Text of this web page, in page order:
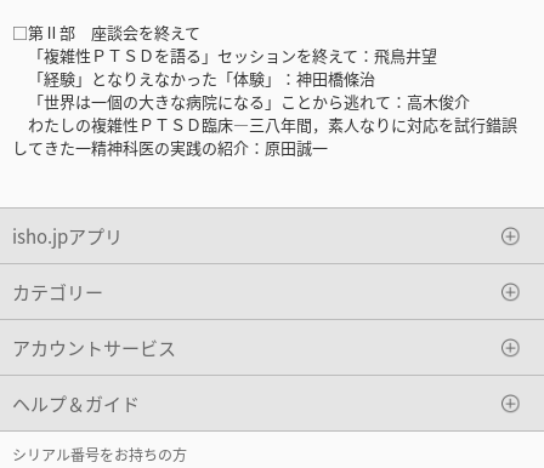
□第Ⅱ部 座談会を終えて
「複雑性ＰＴＳＤを語る」セッションを終えて：飛鳥井望
「経験」となりえなかった「体験」：神田橋條治
「世界は一個の大きな病院になる」ことから逃れて：高木俊介
わたしの複雑性ＰＴＳＤ臨床―三八年間，素人なりに対応を試行錯誤
してきた一精神科医の実践の紹介：原田誠一
isho.jpアプリ
カテゴリー
アカウントサービス
ヘルプ＆ガイド
シリアル番号をお持ちの方